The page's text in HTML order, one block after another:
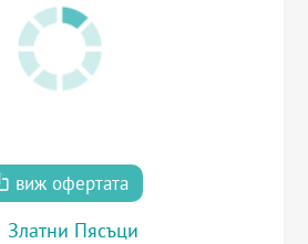
виж офертата
Златни Пясъци